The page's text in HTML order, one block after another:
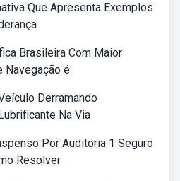
Que Apresenta Exemplos
Brasileira Com Maior
Navegação é
Derramando
Na Via
Por Auditoria 1 Seguro
Resolver